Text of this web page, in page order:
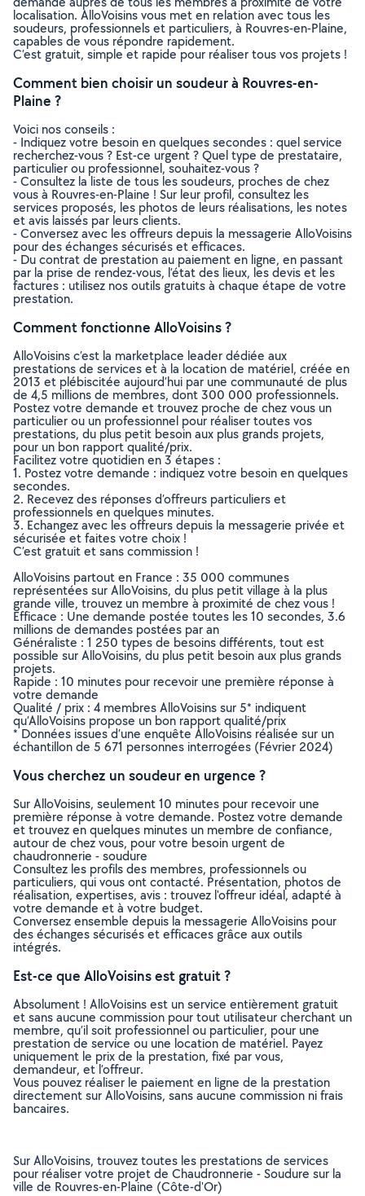
localisation. AlloVoisins vous met en relation avec tous les
soudeurs, professionnels et particuliers, à Rouvres-en-Plaine,
capables de vous répondre rapidement.
C’est gratuit, simple et rapide pour réaliser tous vos projets !
Comment bien choisir un soudeur à Rouvres-en-
Plaine ?
Voici nos conseils :
- Indiquez votre besoin en quelques secondes : quel service
recherchez-vous ? Est-ce urgent ? Quel type de prestataire,
particulier ou professionnel, souhaitez-vous ?
- Consultez la liste de tous les soudeurs, proches de chez
vous à Rouvres-en-Plaine ! Sur leur profil, consultez les
services proposés, les photos de leurs réalisations, les notes
et avis laissés par leurs clients.
- Conversez avec les offreurs depuis la messagerie AlloVoisins
pour des échanges sécurisés et efficaces.
- Du contrat de prestation au paiement en ligne, en passant
par la prise de rendez-vous, l’état des lieux, les devis et les
factures : utilisez nos outils gratuits à chaque étape de votre
prestation.
Comment fonctionne AlloVoisins ?
AlloVoisins c’est la marketplace leader dédiée aux
prestations de services et à la location de matériel, créée en
2013 et plébiscitée aujourd’hui par une communauté de plus
de 4,5 millions de membres, dont 300 000 professionnels.
Postez votre demande et trouvez proche de chez vous un
particulier ou un professionnel pour réaliser toutes vos
prestations, du plus petit besoin aux plus grands projets,
pour un bon rapport qualité/prix.
Facilitez votre quotidien en 3 étapes :
1. Postez votre demande : indiquez votre besoin en quelques
secondes.
2. Recevez des réponses d’offreurs particuliers et
professionnels en quelques minutes.
3. Echangez avec les offreurs depuis la messagerie privée et
sécurisée et faites votre choix !
C’est gratuit et sans commission !
AlloVoisins partout en France : 35 000 communes
représentées sur AlloVoisins, du plus petit village à la plus
grande ville, trouvez un membre à proximité de chez vous !
Efficace : Une demande postée toutes les 10 secondes, 3.6
millions de demandes postées par an
Généraliste : 1 250 types de besoins différents, tout est
possible sur AlloVoisins, du plus petit besoin aux plus grands
projets.
Rapide : 10 minutes pour recevoir une première réponse à
votre demande
Qualité / prix : 4 membres AlloVoisins sur 5* indiquent
qu’AlloVoisins propose un bon rapport qualité/prix
* Données issues d’une enquête AlloVoisins réalisée sur un
échantillon de 5 671 personnes interrogées (Février 2024)
Vous cherchez un soudeur en urgence ?
Sur AlloVoisins, seulement 10 minutes pour recevoir une
première réponse à votre demande. Postez votre demande
et trouvez en quelques minutes un membre de confiance,
autour de chez vous, pour votre besoin urgent de
chaudronnerie - soudure
Consultez les profils des membres, professionnels ou
particuliers, qui vous ont contacté. Présentation, photos de
réalisation, expertises, avis : trouvez l'offreur idéal, adapté à
votre demande et à votre budget.
Conversez ensemble depuis la messagerie AlloVoisins pour
des échanges sécurisés et efficaces grâce aux outils
intégrés.
Est-ce que AlloVoisins est gratuit ?
Absolument ! AlloVoisins est un service entièrement gratuit
et sans aucune commission pour tout utilisateur cherchant un
membre, qu’il soit professionnel ou particulier, pour une
prestation de service ou une location de matériel. Payez
uniquement le prix de la prestation, fixé par vous,
demandeur, et l’offreur.
Vous pouvez réaliser le paiement en ligne de la prestation
directement sur AlloVoisins, sans aucune commission ni frais
bancaires.
Sur AlloVoisins, trouvez toutes les prestations de services
pour réaliser votre projet de Chaudronnerie - Soudure sur la
ville de Rouvres-en-Plaine (Côte-d'Or)